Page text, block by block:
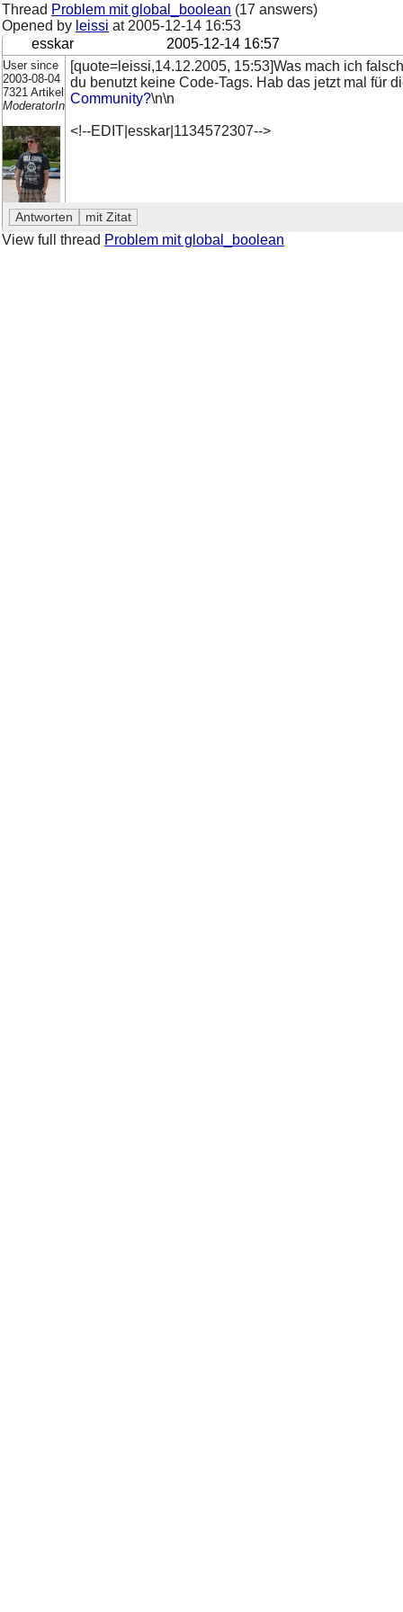
Thread Problem mit global_boolean (17 answers)
Opened by leissi at 2005-12-14 16:53
esskar
2005-12-14 16:57
User since
2003-08-04
7321 Artikel
ModeratorIn
[quote=leissi,14.12.2005, 15:53]Was mach ich
du benutzt keine Code-Tags. Hab das jetzt mal für
Community?\n\n
<!--EDIT|esskar|1134572307-->
View full thread Problem mit global_boolean